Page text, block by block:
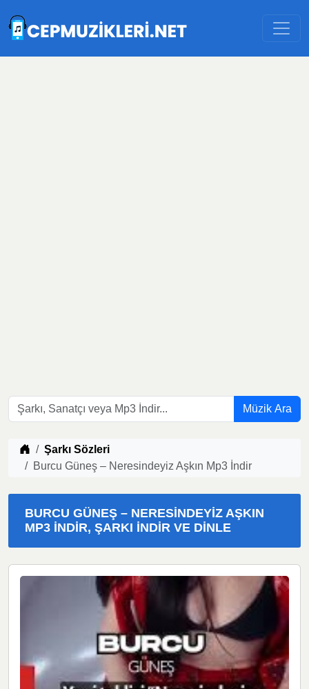
Müzik Ara
Müzik indir
Şarkı Sözleri
Burcu Güneş – Neresindeyiz Aşkın Mp3 İndir
BURCU GÜNEŞ – NERESINDEYIZ AŞKIN
MP3 İNDIR, ŞARKI İNDIR VE DINLE